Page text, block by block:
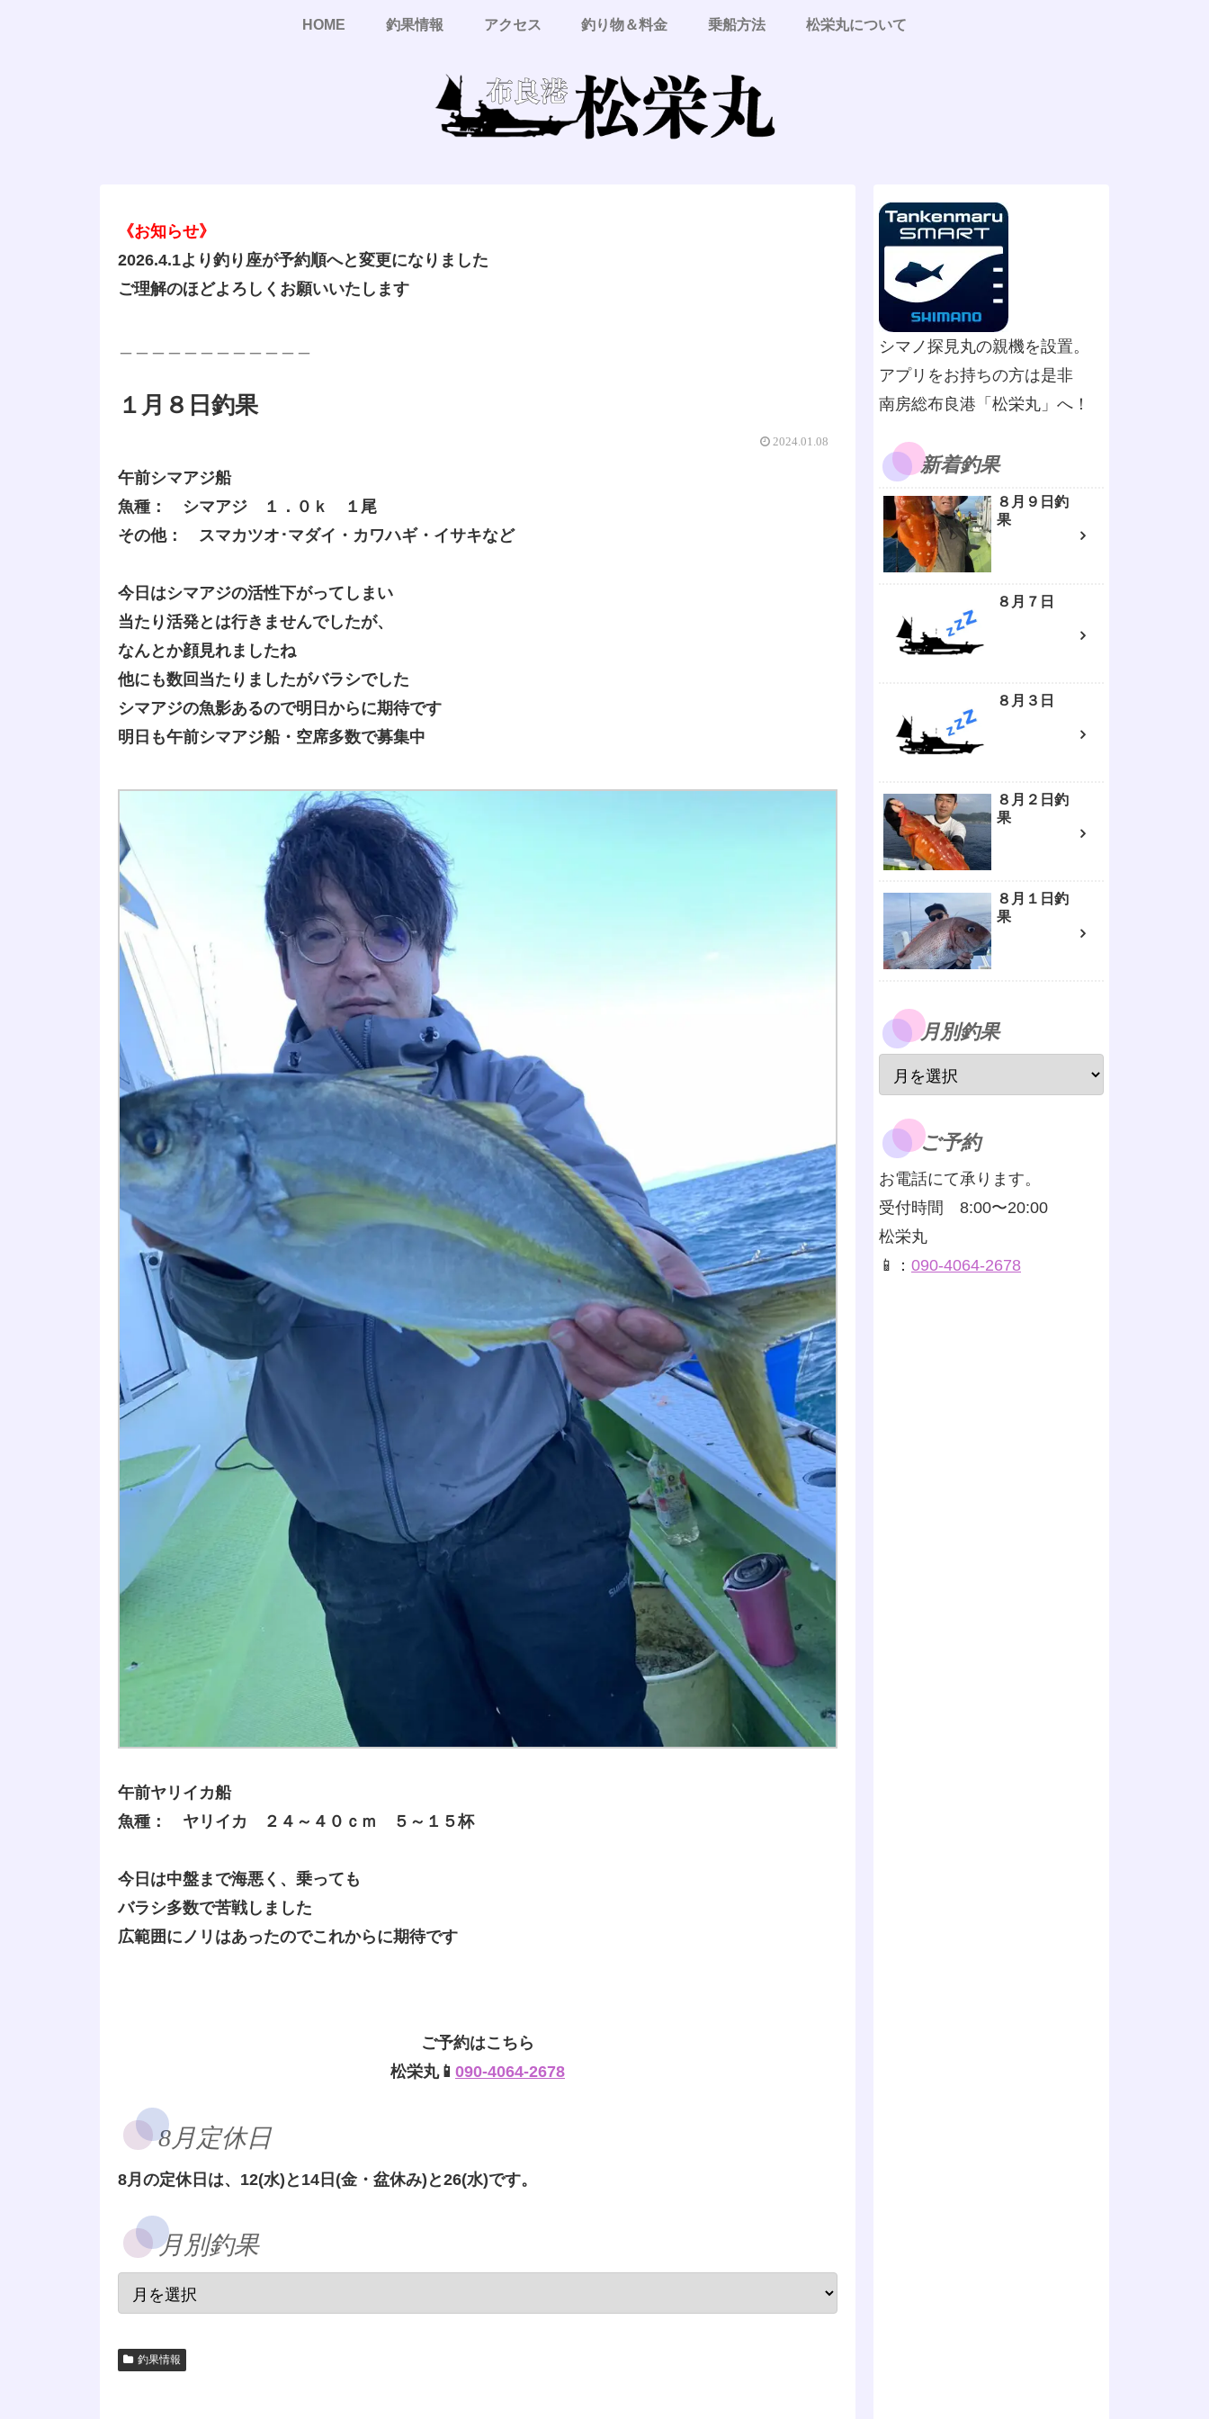
HOME 釣果情報 アクセス 釣り物＆料金 乗船方法 松栄丸について
《お知らせ》
2026.4.1より釣り座が予約順へと変更になりました
ご理解のほどよろしくお願いいたします
１月８日釣果
2024.01.08
午前シマアジ船
魚種： シマアジ １．０ｋ １尾
その他： スマカツオ･マダイ・カワハギ・イサキなど
今日はシマアジの活性下がってしまい
当たり活発とは行きませんでしたが、
なんとか顔見れましたね
他にも数回当たりましたがバラシでした
シマアジの魚影あるので明日からに期待です
明日も午前シマアジ船・空席多数で募集中
午前ヤリイカ船
魚種： ヤリイカ ２４～４０ｃｍ ５～１５杯
今日は中盤まで海悪く、乗っても
バラシ多数で苦戦しました
広範囲にノリはあったのでこれからに期待です
ご予約はこちら
松栄丸📱 090-4064-2678
8月定休日
8月の定休日は、12(水)と14日(金・盆休み)と26(水)です。
月別釣果
釣果情報
シマノ探見丸の親機を設置。
アプリをお持ちの方は是非
南房総布良港「松栄丸」へ！
新着釣果
８月９日釣
果
８月７日
８月３日
８月２日釣
果
８月１日釣
果
月別釣果
ご予約
お電話にて承ります。
受付時間 8:00〜20:00
松栄丸
📱： 090-4064-2678